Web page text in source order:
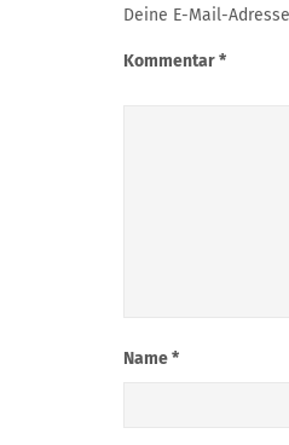
Deine E-Mail-
Kommentar*
Name*